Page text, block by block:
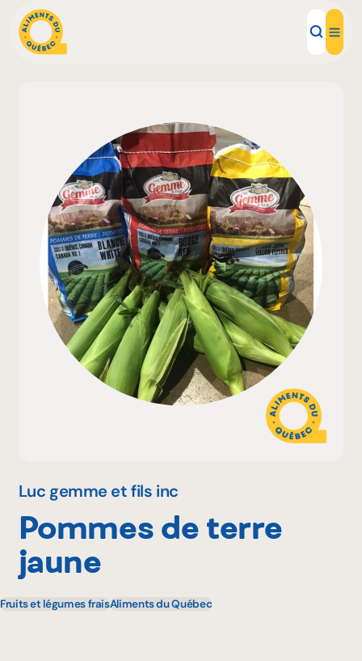
Aliments d'ici
Recettes
Inspirations d'ici
Restaurants
Institutions
À propos
Luc gemme et fils inc
Pommes de terre
jaune
Fruits et légumes fraisAliments du Québec